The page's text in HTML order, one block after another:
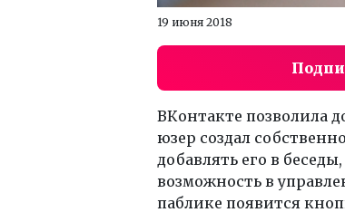
19 июня 2018
ВКонтакте позволила
юзер создал
добавлять его в
возможность в
паблике появится